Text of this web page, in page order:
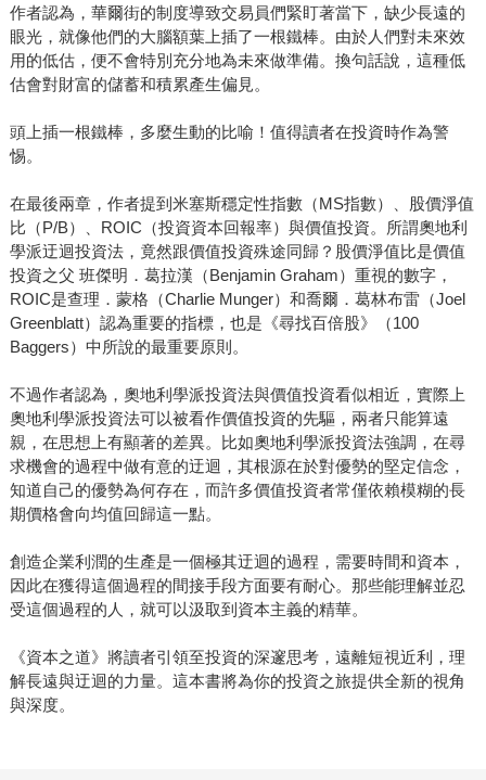
作者認為，華爾街的制度導致交易員們緊盯著當下，缺少長遠的
眼光，就像他們的大腦額葉上插了一根鐵棒。由於人們對未來效
用的低估，便不會特別充分地為未來做準備。換句話說，這種低
估會對財富的儲蓄和積累產生偏見。
頭上插一根鐵棒，多麼生動的比喻！值得讀者在投資時作為警
惕。
在最後兩章，作者提到米塞斯穩定性指數（MS指數）、股價淨值
比（P/B）、ROIC（投資資本回報率）與價值投資。所謂奧地利
學派迂迴投資法，竟然跟價值投資殊途同歸？股價淨值比是價值
投資之父 班傑明．葛拉漢（Benjamin Graham）重視的數字，
ROIC是查理．蒙格（Charlie Munger）和喬爾．葛林布雷（Joel
Greenblatt）認為重要的指標，也是《尋找百倍股》（100
Baggers）中所說的最重要原則。
不過作者認為，奧地利學派投資法與價值投資看似相近，實際上
奧地利學派投資法可以被看作價值投資的先驅，兩者只能算遠
親，在思想上有顯著的差異。比如奧地利學派投資法強調，在尋
求機會的過程中做有意的迂迴，其根源在於對優勢的堅定信念，
知道自己的優勢為何存在，而許多價值投資者常僅依賴模糊的長
期價格會向均值回歸這一點。
創造企業利潤的生產是一個極其迂迴的過程，需要時間和資本，
因此在獲得這個過程的間接手段方面要有耐心。那些能理解並忍
受這個過程的人，就可以汲取到資本主義的精華。
《資本之道》將讀者引領至投資的深邃思考，遠離短視近利，理
解長遠與迂迴的力量。這本書將為你的投資之旅提供全新的視角
與深度。